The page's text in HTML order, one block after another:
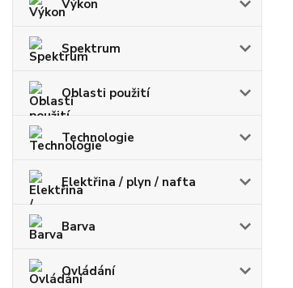
Výkon
Spektrum
Oblasti použití
Technologie
Elektřina / plyn / nafta
Barva
Ovládání